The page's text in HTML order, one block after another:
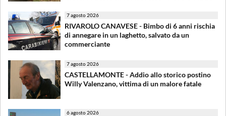
7 agosto 2026
RIVAROLO CANAVESE - Bimbo di 6 anni rischia
di annegare in un laghetto, salvato da un
commerciante
7 agosto 2026
CASTELLAMONTE - Addio allo storico postino
Willy Valenzano, vittima di un malore fatale
6 agosto 2026